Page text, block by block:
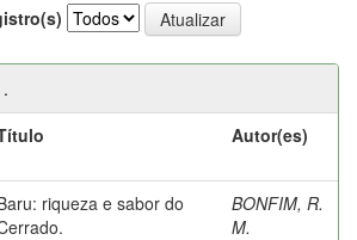
Autor(es)
riqueza e sabor do
BONFIM, R.
M.